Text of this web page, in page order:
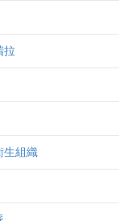
拉
生組織